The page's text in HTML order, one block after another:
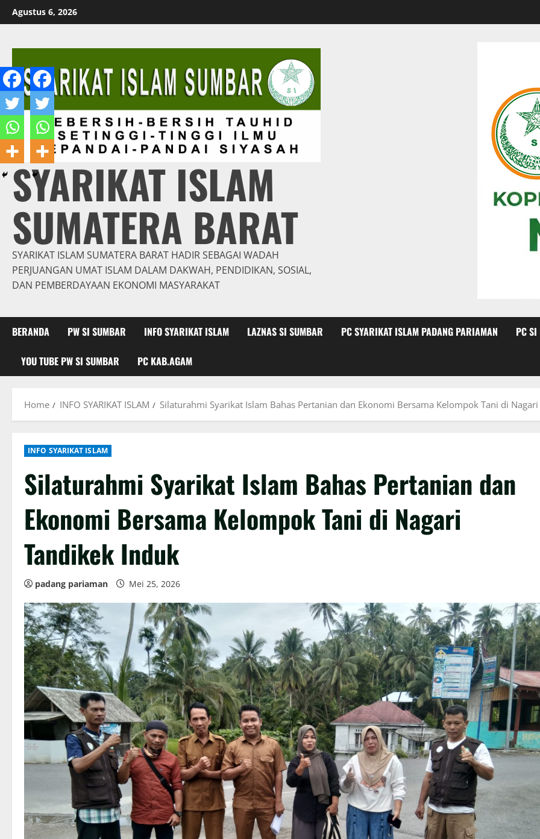
Skip
to
Agustus 6, 2026
SYARIKAT ISLAM
SUMATERA BARAT
SYARIKAT ISLAM SUMATERA BARAT HADIR SEBAGAI WADAH
PERJUANGAN UMAT ISLAM DALAM DAKWAH, PENDIDIKAN, SOSIAL,
DAN PEMBERDAYAAN EKONOMI MASYARAKAT
BERANDA PW SI SUMBAR INFO SYARIKAT ISLAM LAZNAS SI SUMBAR PC SYARIKAT ISLAM PADANG PARIAMAN PC SI
YOU TUBE PW SI SUMBAR PC KAB.AGAM
Home INFO SYARIKAT ISLAM Silaturahmi Syarikat Islam Bahas Pertanian dan Ekonomi Bersama Kelompok Tani di
INFO SYARIKAT ISLAM
Silaturahmi Syarikat Islam Bahas Pertanian dan
Ekonomi Bersama Kelompok Tani di Nagari
Tandikek Induk
padang pariaman Mei 25, 2026